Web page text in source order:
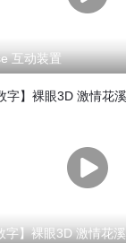
互动装置
字】裸眼3D 激情花溪